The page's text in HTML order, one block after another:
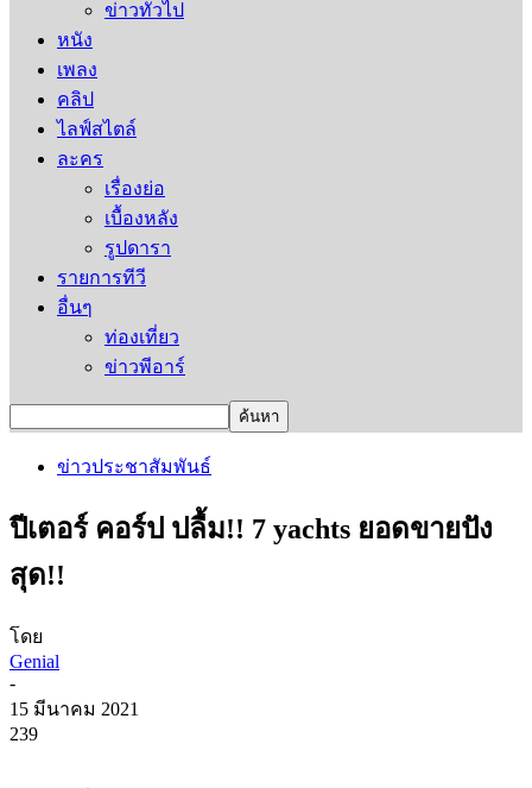
ข่าวทั่วไป
หนัง
เพลง
คลิป
ไลฟ์สไตล์
ละคร
เรื่องย่อ
เบื้องหลัง
รูปดารา
รายการทีวี
อื่นๆ
ท่องเที่ยว
ข่าวพีอาร์
ข่าวประชาสัมพันธ์
ปีเตอร์ คอร์ป ปลื้ม!! 7 yachts ยอดขายปัง
สุด!!
โดย
Genial
-
15 มีนาคม 2021
239